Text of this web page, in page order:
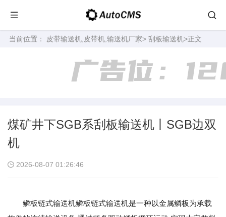
当前位置： 皮带输送机,皮带机,输送机厂家> 刮板输送机>正文
煤矿井下SGB系刮板输送机丨SGB边双
机
2026-08-07 01:26:46
鳞板链式输送机鳞板链式输送机是一种以金属鳞板为承载